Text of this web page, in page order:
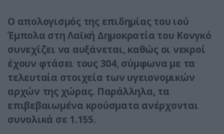
Ο απολογισμός της επιδημίας του ιού
Έμπολα στη Λαϊκή Δημοκρατία του Κονγκό
συνεχίζει να αυξάνεται, καθώς οι νεκροί
έχουν φτάσει τους 304, σύμφωνα με τα
τελευταία στοιχεία των υγειονομικών
αρχών της χώρας. Παράλληλα, τα
επιβεβαιωμένα κρούσματα ανέρχονται
συνολικά σε 1.155.